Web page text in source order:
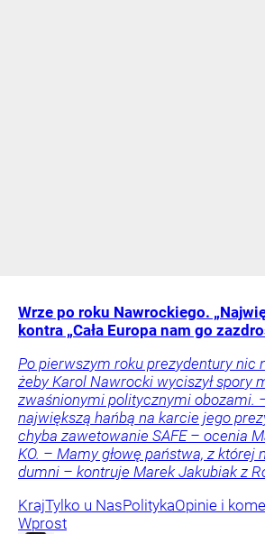
Wrze po roku Nawrockiego.
kontra „Cała Europa nam go
Po pierwszym roku prezydentury nic
żeby Karol Nawrocki wyciszył spory
zwaśnionymi politycznymi obozami.
największą hańbą na karcie jego
chyba zawetowanie SAFE – ocenia
KO. – Mamy głowę państwa, z której
dumni – kontruje Marek Jakubiak z
KrajTylko u NasPolitykaOpinie i
Wprost